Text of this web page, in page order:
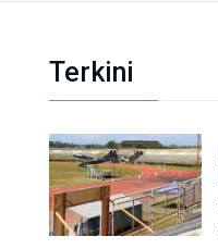
Terkini